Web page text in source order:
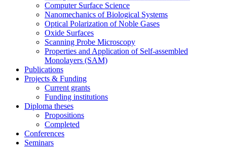
Computer Surface Science
Nanomechanics of Biological Systems
Optical Polarization of Noble Gases
Oxide Surfaces
Scanning Probe Microscopy
Properties and Application of Self-assembled
Monolayers (SAM)
Publications
Projects & Funding
Current grants
Funding institutions
Diploma theses
Propositions
Completed
Conferences
Seminars